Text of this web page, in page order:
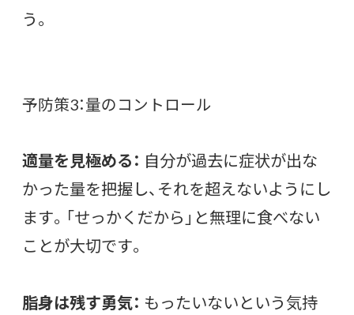
う。
予防策3：量のコントロール
適量を見極める： 自分が過去に症状が出な
かった量を把握し、それを超えないようにし
ます。「せっかくだから」と無理に食べない
ことが大切です。
脂身は残す勇気： もったいないという気持